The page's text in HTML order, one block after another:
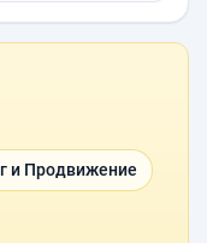
и Продвижение